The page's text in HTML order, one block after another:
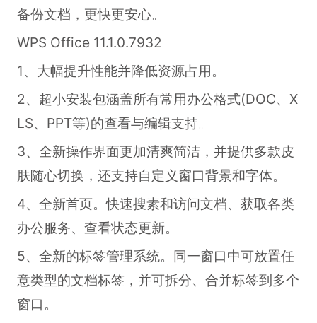
备份文档，更快更安心。
WPS Office 11.1.0.7932
1、大幅提升性能并降低资源占用。
2、超小安装包涵盖所有常用办公格式(DOC、X
LS、PPT等)的查看与编辑支持。
3、全新操作界面更加清爽简洁，并提供多款皮
肤随心切换，还支持自定义窗口背景和字体。
4、全新首页。快速搜素和访问文档、获取各类
办公服务、查看状态更新。
5、全新的标签管理系统。同一窗口中可放置任
意类型的文档标签，并可拆分、合并标签到多个
窗口。